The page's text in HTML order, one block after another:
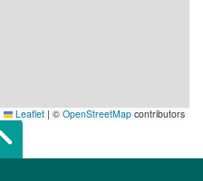
Leaflet | © OpenStreetMap contributors
top of